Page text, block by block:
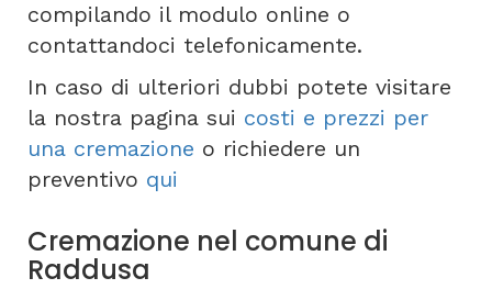
compilando il modulo online o
contattandoci telefonicamente.
In caso di ulteriori dubbi potete visitare
la nostra pagina sui costi e prezzi per
una cremazione o richiedere un
preventivo qui
Cremazione nel comune di
Raddusa